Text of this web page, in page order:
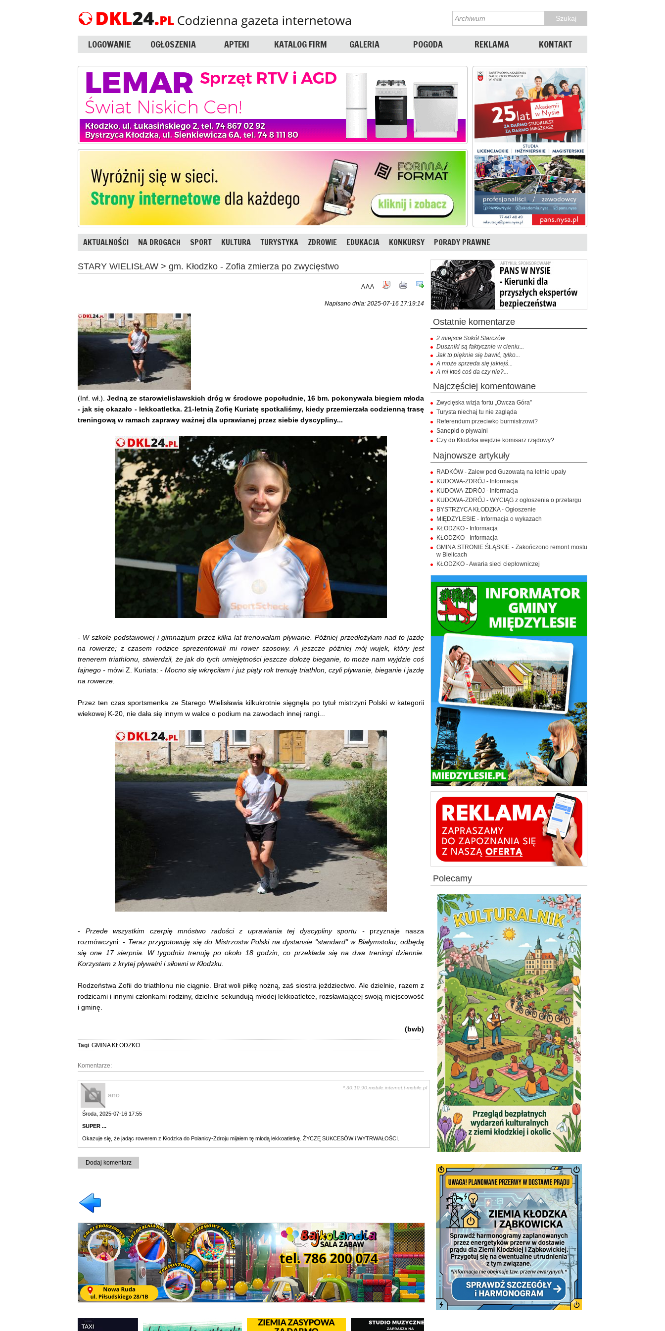
LOGOWANIE OGŁOSZENIA APTEKI KATALOG FIRM GALERIA POGODA REKLAMA KONTAKT
AKTUALNOŚCI NA DROGACH SPORT KULTURA TURYSTYKA ZDROWIE EDUKACJA KONKURSY PORADY PRAWNE
STARY WIELISŁAW > gm. Kłodzko - Zofia zmierza po zwycięstwo
AAA
Napisano dnia: 2025-07-16 17:19:14
(Inf. wł.).Jedną ze starowielisławskich dróg w środowe popołudnie, 16 bm. pokonywała biegiem młoda
- jak się okazało - lekkoatletka. 21-letnią Zofię Kuriatę spotkaliśmy, kiedy przemierzała codzienną trasę
treningową w ramach zaprawy ważnej dla uprawianej przez siebie dyscypliny...
- W szkole podstawowej i gimnazjum przez kilka lat trenowałam pływanie. Później przedłożyłam nad to jazdę
na rowerze; z czasem rodzice sprezentowali mi rower szosowy. A jeszcze później mój wujek, który jest
trenerem triathlonu, stwierdził, że jak do tych umiejętności jeszcze dołożę bieganie, to może nam wyjdzie coś
fajnego - mówi Z. Kuriata: -Mocno się wkręciłam i już piąty rok trenuję triathlon, czyli pływanie, bieganie i jazdę
na rowerze.
Przez ten czas sportsmenka ze Starego Wielisławia kilkukrotnie sięgnęła po tytuł mistrzyni Polski w kategorii
wiekowej K-20, nie dała się innym w walce o podium na zawodach innej rangi...
- Przede wszystkim czerpię mnóstwo radości z uprawiania tej dyscypliny sportu -przyznaje nasza
rozmówczyni:- Teraz przygotowuję się do Mistrzostw Polski na dystansie "standard" w Białymstoku; odbędą
się one 17 sierpnia. W tygodniu trenuję po około 18 godzin, co przekłada się na dwa treningi dziennie.
Korzystam z krytej pływalni i siłowni w Kłodzku.
Rodzeństwa Zofii do triathlonu nie ciągnie. Brat woli piłkę nożną, zaś siostra jeździectwo. Ale dzielnie, razem z
rodzicami i innymi członkami rodziny, dzielnie sekundują młodej lekkoatletce, rozsławiającej swoją miejscowość
i gminę.
(bwb)
Tagi GMINA KŁODZKO
Komentarze:
ano
*.30.10.90.mobile.internet.t-mobile.pl
Środa, 2025-07-16 17:55
SUPER ...
Okazuje się, że jadąc rowerem z Kłodzka do Polanicy-Zdroju mijałem tę młodą lekkoatletkę. ŻYCZĘ SUKCESÓW i WYTRWAŁOŚCI.
Dodaj komentarz
ostatnie komentarze
2 miejsce Sokół Starczów
Duszniki są faktycznie w cieniu...
Jak to pięknie się bawić, tylko...
A może sprzeda się jakiejś...
A mi ktoś coś da czy nie?...
najczęściej komentowane
Zwycięska wizja fortu „Owcza Góra”
Turysta niechaj tu nie zagląda
Referendum przeciwko burmistrzowi?
Sanepid o pływalni
Czy do Kłodzka wejdzie komisarz rządowy?
najnowsze artykuły
RADKÓW - Zalew pod Guzowatą na letnie upały
KUDOWA-ZDRÓJ - Informacja
KUDOWA-ZDRÓJ - Informacja
KUDOWA-ZDRÓJ - WYCIĄG z ogłoszenia o przetargu
BYSTRZYCA KŁODZKA - Ogłoszenie
MIĘDZYLESIE - Informacja o wykazach
KŁODZKO - Informacja
KŁODZKO - Informacja
GMINA STRONIE ŚLĄSKIE - Zakończono remont mostu
w Bielicach
KŁODZKO - Awaria sieci ciepłowniczej
polecamy